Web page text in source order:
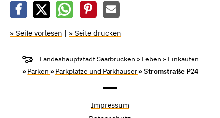
» Seite vorlesen | » Seite drucken
Landeshauptstadt Saarbrücken » Leben » Einkaufen
» Parken » Parkplätze und Parkhäuser » Stromstraße P24
Impressum